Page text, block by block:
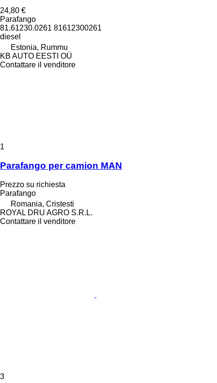
24,80 €
Parafango
81.61230.0261 81612300261
diesel
Estonia, Rummu
KB AUTO EESTI OÜ
Contattare il venditore
1
Parafango per camion MAN
Prezzo su richiesta
Parafango
Romania, Cristesti
ROYAL DRU AGRO S.R.L.
Contattare il venditore
3